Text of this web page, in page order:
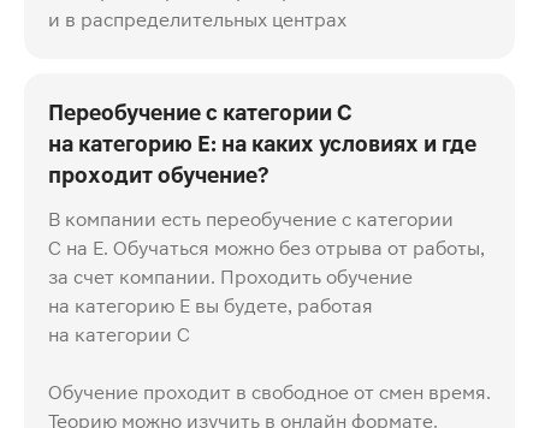
и в распределительных центрах
Переобучение с категории С
на категорию Е: на каких условиях и где
проходит обучение?
В компании есть переобучение с категории
C на E. Обучаться можно без отрыва от работы,
за счет компании. Проходить обучение
на категорию Е вы будете, работая
на категории С
Обучение проходит в свободное от смен время.
Теорию можно изучить в онлайн формате.